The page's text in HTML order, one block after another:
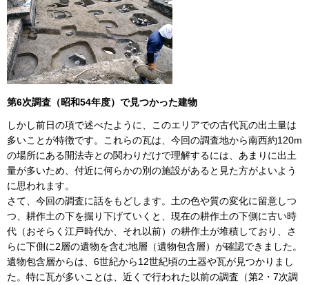
第6次調査（昭和54年度）で見つかった建物
しかし前日の項で述べたように、このエリアでの古代瓦の出土量は
多いことが特徴です。これらの瓦は、今回の調査地から南西約120m
の場所にある開法寺との関わりだけで理解するには、あまりに出土
量が多いため、付近に何らかの別の施設があると見た方がよいよう
に思われます。
さて、今回の調査に話をもどします。土の色や質の変化に留意しつ
つ、耕作土の下を掘り下げていくと、現在の耕作土の下側に古い時
代（おそらく江戸時代か、それ以前）の耕作土が堆積しており、さ
らに下側に2層の遺物を含む地層（遺物包含層）が確認できました。
遺物包含層からは、6世紀から12世紀頃の土器や瓦が見つかりまし
た。特に瓦が多いことは、近くで行われた以前の調査（第2・7次調